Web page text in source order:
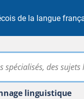
de la langue
linguistique
terminologique